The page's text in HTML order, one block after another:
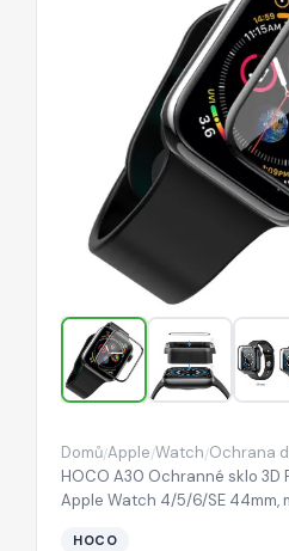
4/
Domů/Apple/Watch/Ochrana
HOCO A30 Ochranné sklo 3D
Apple Watch 4/5/6/SE 44mm,
HOCO